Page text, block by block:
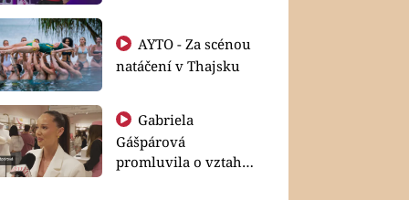
natáčení v Thajsku
Gabriela
Gášpárová
promluvila o vztahu